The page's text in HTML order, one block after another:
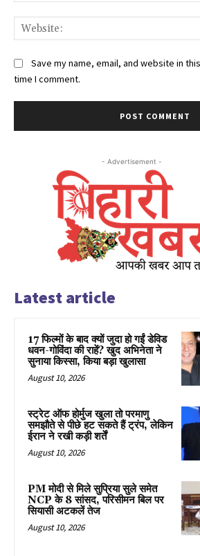
Save my name, email, and website in
time I comment.
- Advertisement -
Latest article
17 फिल्मों के बाद क्यों जुदा हो गईं डेविड
धवन-गोविंदा की राहें? खुद अभिनेता ने
सुनाया किस्सा, किया बड़ा खुलासा
August 10, 2026
स्ट्रेट ऑफ होर्मुज खुला तो परमाणु
समझौते से पीछे हट सकते हैं ट्रंप, लेकिन
ईरान ने रखी कड़ी शर्तें
August 10, 2026
PM मोदी से मिले सुप्रिया सुले समेत
NCP के 8 सांसद, परिसीमन बिल पर
सियासी अटकलें तेज
August 10, 2026